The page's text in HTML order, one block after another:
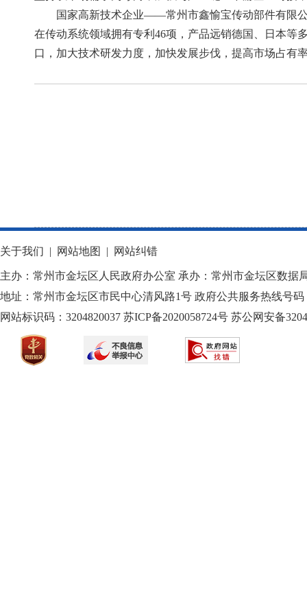
国家高新技术企业——常州市鑫愉宝传动部件有限
在传动系统领域拥有专利46项，产品远销德国、日本等
口，加大技术研发力度，加快发展步伐，提高市场占有
关于我们 | 网站地图 | 网站纠错
主办：常州市金坛区人民政府办公室 承办：常州市金坛区数据
地址：常州市金坛区市民中心清风路1号 政府公共服务热线号码
网站标识码：3204820037 苏ICP备2020058724号 苏公网安备